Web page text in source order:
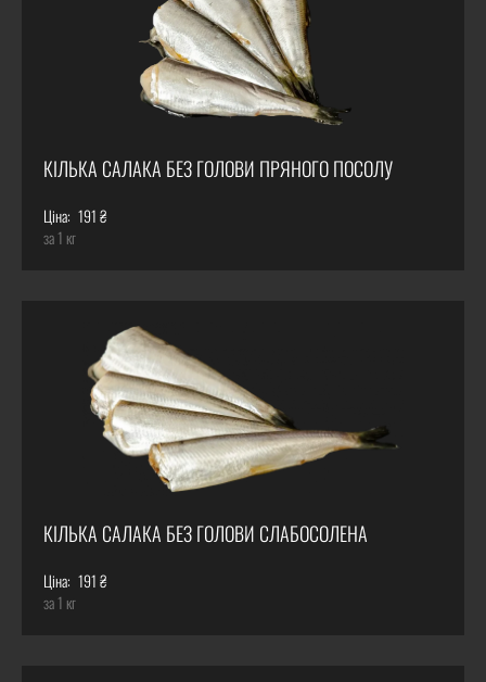
КІЛЬКА САЛАКА БЕЗ ГОЛОВИ ПРЯНОГО ПОСОЛУ
Ціна: 191 ₴
за 1 кг
КІЛЬКА САЛАКА БЕЗ ГОЛОВИ СЛАБОСОЛЕНА
Ціна: 191 ₴
за 1 кг